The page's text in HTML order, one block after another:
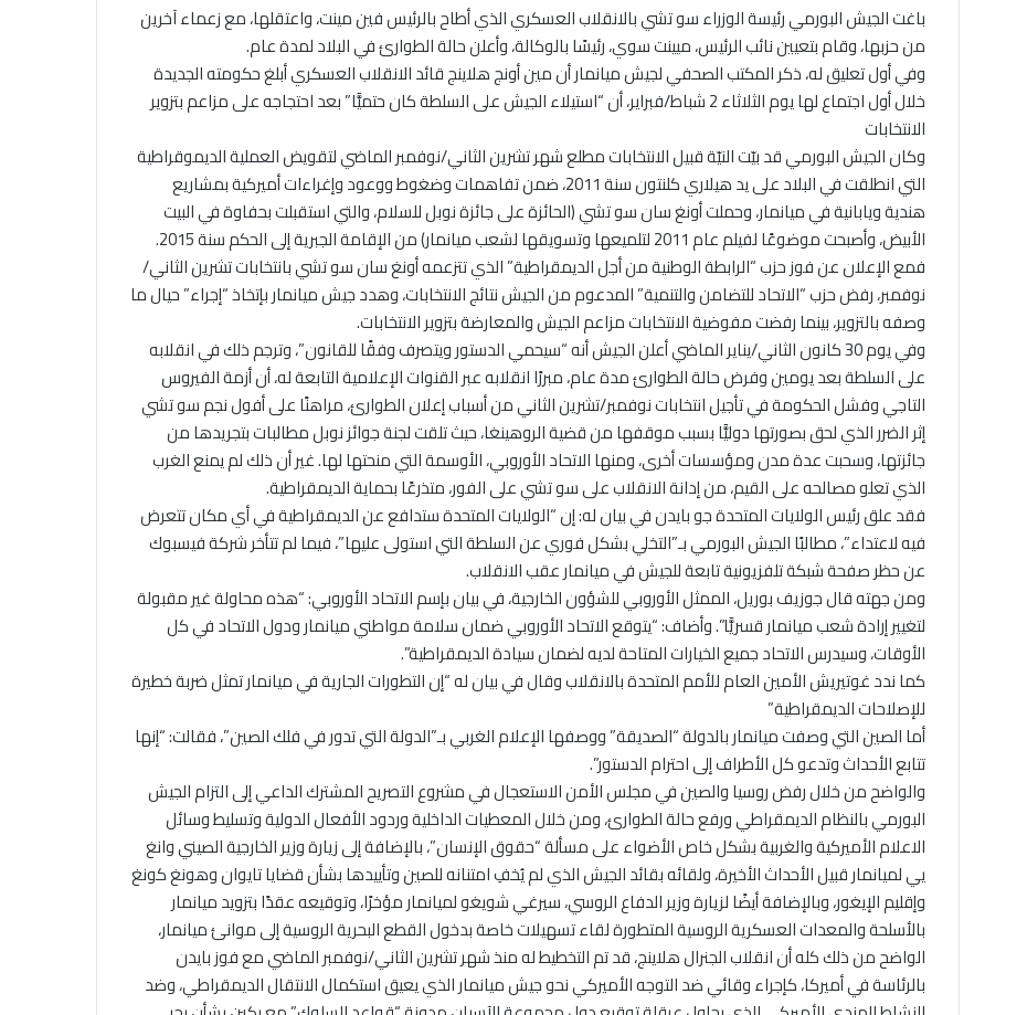
باغت الجيش البورمي رئيسة الوزراء سو تشي بالانقلاب العسكري الذي أطاح بالرئيس فين مينت، واعتقلها، مع زعماء آخرين
من حزبها، وقام بتعيين نائب الرئيس، ميينت سوي، رئيسًا بالوكالة، وأعلن حالة الطوارئ في البلاد لمدة عام.
وفي أول تعليق له، ذكر المكتب الصحفي لجيش ميانمار أن مين أونج هلاينج قائد الانقلاب العسكري أبلغ حكومته الجديدة
خلال أول اجتماع لها يوم الثلاثاء 2 شباط/فبراير، أن “استيلاء الجيش على السلطة كان حتميًّا” بعد احتجاجه على مزاعم بتزوير
الانتخابات
وكان الجيش البورمي قد بيّت النيّة قبيل الانتخابات مطلع شهر تشرين الثاني/نوفمبر الماضي لتقويض العملية الديموقراطية
التي انطلقت في البلاد على يد هيلاري كلنتون سنة 2011، ضمن تفاهمات وضغوط ووعود وإغراءات أميركية بمشاريع
هندية ويابانية في ميانمار، وحملت أونغ سان سو تشي (الحائزة على جائزة نوبل للسلام، والتي استقبلت بحفاوة في البيت
الأبيض، وأصبحت موضوعًا لفيلم عام 2011 لتلميعها وتسويقها لشعب ميانمار) من الإقامة الجبرية إلى الحكم سنة 2015.
فمع الإعلان عن فوز حزب “الرابطة الوطنية من أجل الديمقراطية” الذي تتزعمه أونغ سان سو تشي بانتخابات تشرين الثاني/
نوفمبر، رفض حزب “الاتحاد للتضامن والتنمية” المدعوم من الجيش نتائج الانتخابات، وهدد جيش ميانمار بإتخاذ “إجراء” حيال ما
وصفه بالتزوير، بينما رفضت مفوضية الانتخابات مزاعم الجيش والمعارضة بتزوير الانتخابات.
وفي يوم 30 كانون الثاني/يناير الماضي أعلن الجيش أنه “سيحمي الدستور ويتصرف وفقًا للقانون”، وترجم ذلك في انقلابه
على السلطة بعد يومين وفرض حالة الطوارئ مدة عام، مبررًا انقلابه عبر القنوات الإعلامية التابعة له، أن أزمة الفيروس
التاجي وفشل الحكومة في تأجيل انتخابات نوفمبر/تشرين الثاني من أسباب إعلان الطوارئ، مراهنًا على أفول نجم سو تشي
إثر الضرر الذي لحق بصورتها دوليًّا بسبب موقفها من قضية الروهينغا، حيث تلقت لجنة جوائز نوبل مطالبات بتجريدها من
جائزتها، وسحبت عدة مدن ومؤسسات أخرى، ومنها الاتحاد الأوروبي، الأوسمة التي منحتها لها. غير أن ذلك لم يمنع الغرب
الذي تعلو مصالحه على القيم، من إدانة الانقلاب على سو تشي على الفور، متذرعًا بحماية الديمقراطية.
فقد علق رئيس الولايات المتحدة جو بايدن في بيان له: إن “الولايات المتحدة ستدافع عن الديمقراطية في أي مكان تتعرض
فيه لاعتداء”، مطالبًا الجيش البورمي بـ”التخلي بشكل فوري عن السلطة التي استولى عليها”، فيما لم تتأخر شركة فيسبوك
عن حظر صفحة شبكة تلفزيونية تابعة للجيش في ميانمار عقب الانقلاب.
ومن جهته قال جوزيف بوريل، الممثل الأوروبي للشؤون الخارجية، في بيان بإسم الاتحاد الأوروبي: “هذه محاولة غير مقبولة
لتغيير إرادة شعب ميانمار قسريًّا”. وأضاف: “يتوقع الاتحاد الأوروبي ضمان سلامة مواطني ميانمار ودول الاتحاد في كل
الأوقات، وسيدرس الاتحاد جميع الخيارات المتاحة لديه لضمان سيادة الديمقراطية”.
كما ندد غوتيريش الأمين العام للأمم المتحدة بالانقلاب وقال في بيان له “إن التطورات الجارية في ميانمار تمثل ضربة خطيرة
للإصلاحات الديمقراطية”
أما الصين التي وصفت ميانمار بالدولة “الصديقة” ووصفها الإعلام الغربي بـ”الدولة التي تدور في فلك الصين”، فقالت: “إنها
تتابع الأحداث وتدعو كل الأطراف إلى احترام الدستور”.
والواضح من خلال رفض روسيا والصين في مجلس الأمن الاستعجال في مشروع التصريح المشترك الداعي إلى التزام الجيش
البورمي بالنظام الديمقراطي ورفع حالة الطوارئ، ومن خلال المعطيات الداخلية وردود الأفعال الدولية وتسليط وسائل
الاعلام الأميركية والغربية بشكل خاص الأضواء على مسألة “حقوق الإنسان”، بالإضافة إلى زيارة وزير الخارجية الصيني وانغ
يي لميانمار قبيل الأحداث الأخيرة، ولقائه بقائد الجيش الذي لم يُخفِ امتنانه للصين وتأييدها بشأن قضايا تايوان وهونغ كونغ
وإقليم الإيغور، وبالإضافة أيضًا لزيارة وزير الدفاع الروسي، سيرغي شويغو لميانمار مؤخرًا، وتوقيعه عقدًا بتزويد ميانمار
بالأسلحة والمعدات العسكرية الروسية المتطورة لقاء تسهيلات خاصة بدخول القطع البحرية الروسية إلى موانئ ميانمار،
الواضح من ذلك كله أن انقلاب الجنرال هلاينج، قد تم التخطيط له منذ شهر تشرين الثاني/نوفمبر الماضي مع فوز بايدن
بالرئاسة في أميركا، كإجراء وقائي ضد التوجه الأميركي نحو جيش ميانمار الذي يعيق استكمال الانتقال الديمقراطي، وضد